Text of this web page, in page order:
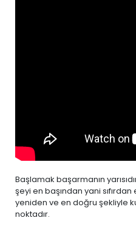
Başlamak başarmanın
şeyi en başından yani
yeniden ve en doğru şekliyle
noktadır.